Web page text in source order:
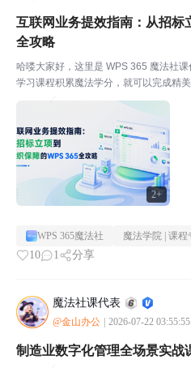
2+
互联网业务提效指南：从招标
全攻略
哈喽大家好，这里是 WPS 365 魔法社
学习课程积累魔法学分，就可以完成精
点击此处，立即完成本期任务本期课程
WPS 365魔法社 魔法学院 | 课程
10 1 分享
魔法社课代表
@金山办公 2026-07-22 03:55:55
制造业数字化管理全场景实战